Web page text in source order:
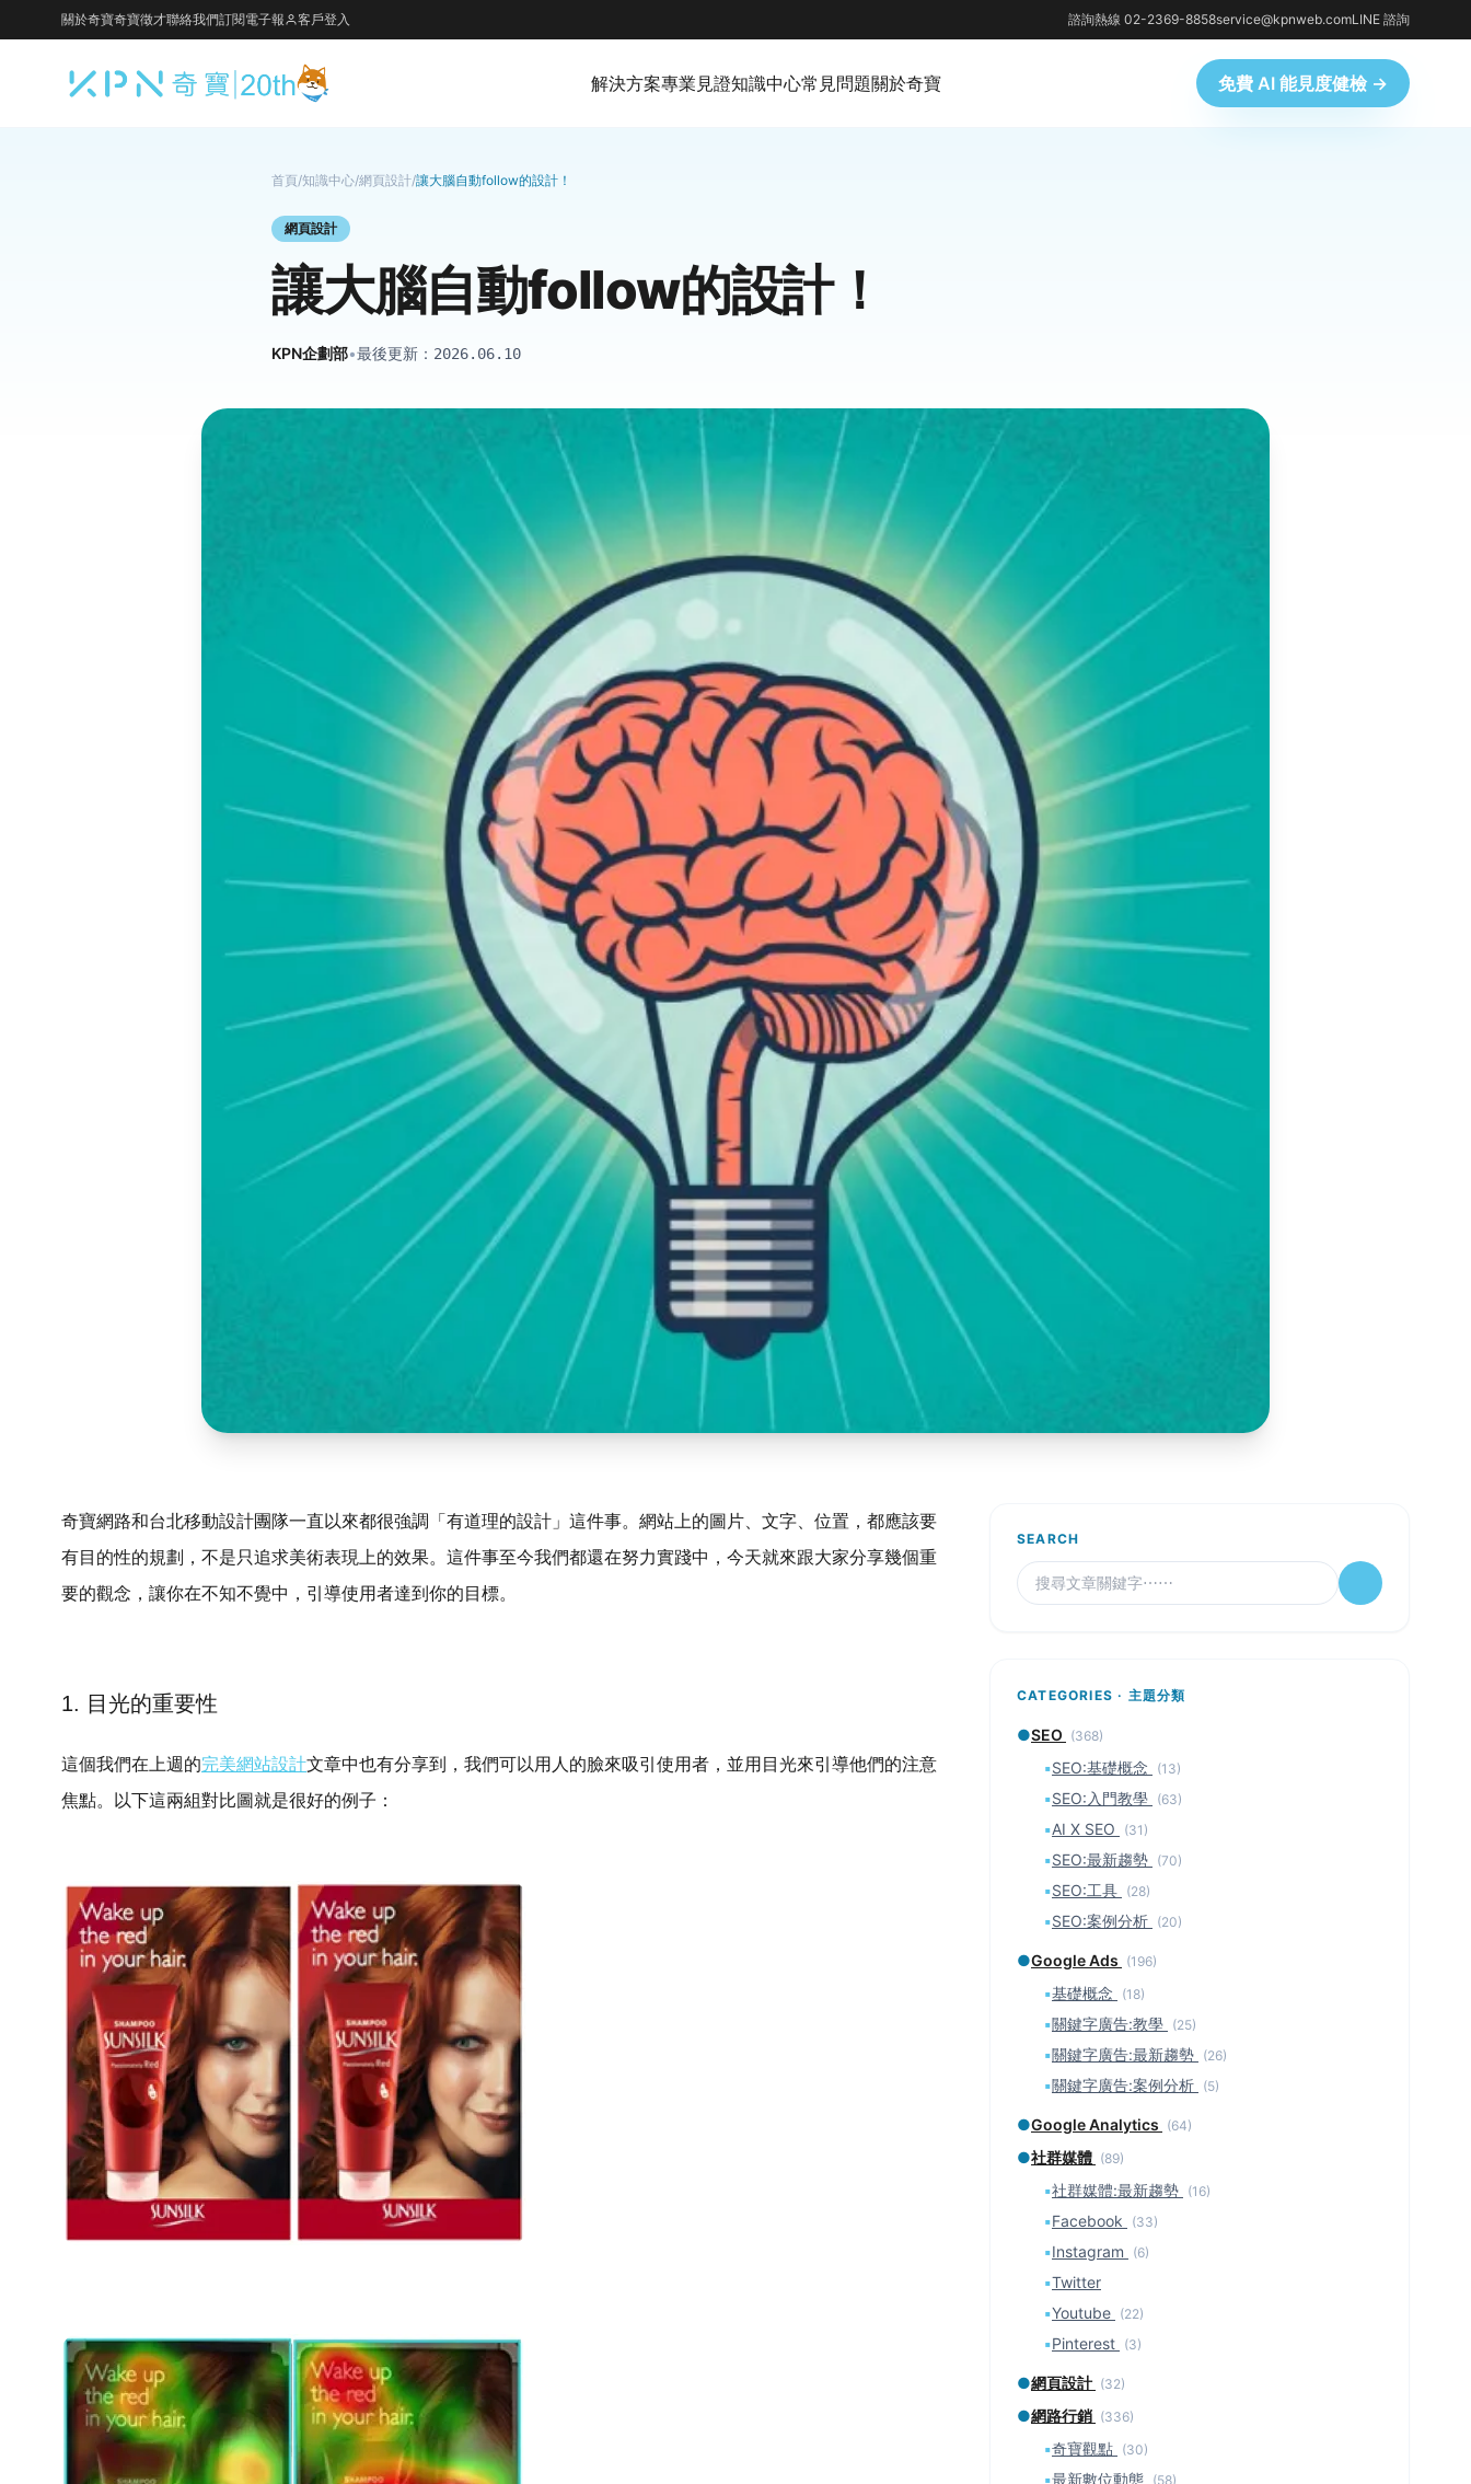
關於奇寶奇寶徵才聯絡我們訂閱電子報 客戶登入 諮詢熱線 02-2369-8858service@kpnweb.comLINE 諮詢
解決方案專業見證知識中心常見問題關於奇寶 免費 AI 能見度健檢 →
首頁/知識中心/網頁設計/讓大腦自動follow的設計！
網頁設計
讓大腦自動follow的設計！
KPN企劃部•最後更新： 2026.06.10
奇寶網路和台北移動設計團隊一直以來都很強調「有道理的設計」這件事。網站上的圖片、文字、位置，都應該要
有目的性的規劃，不是只追求美術表現上的效果。這件事至今我們都還在努力實踐中，今天就來跟大家分享幾個重
要的觀念，讓你在不知不覺中，引導使用者達到你的目標。
1. 目光的重要性
這個我們在上週的完美網站設計文章中也有分享到，我們可以用人的臉來吸引使用者，並用目光來引導他們的注意
焦點。以下這兩組對比圖就是很好的例子：
SEARCH
CATEGORIES · 主題分類
●SEO (368)
▪SEO:基礎概念 (13)
▪SEO:入門教學 (63)
▪AI X SEO (31)
▪SEO:最新趨勢 (70)
▪SEO:工具 (28)
▪SEO:案例分析 (20)
●Google Ads (196)
▪基礎概念 (18)
▪關鍵字廣告:教學 (25)
▪關鍵字廣告:最新趨勢 (26)
▪關鍵字廣告:案例分析 (5)
●Google Analytics (64)
●社群媒體 (89)
▪社群媒體:最新趨勢 (16)
▪Facebook (33)
▪Instagram (6)
▪Twitter
▪Youtube (22)
▪Pinterest (3)
●網頁設計 (32)
●網路行銷 (336)
▪奇寶觀點 (30)
▪最新數位動態 (58)